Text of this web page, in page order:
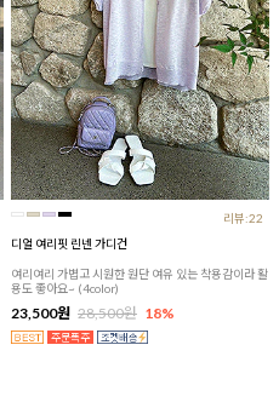
리뷰:22
디얼 여리핏 린넨 가디건
여리여리 가볍고 시원한 원단 여유 있는 착용감이라 활
용도 좋아요~ (4color)
23,500원 28,500원 18%